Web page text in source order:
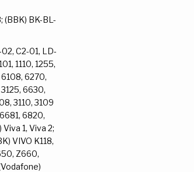
(BBK) BK-BL-
C2-01, LD-
1110, 1255,
6270,
6630,
3110, 3109
6820,
1, Viva 2;
VIVO K118,
Z660,